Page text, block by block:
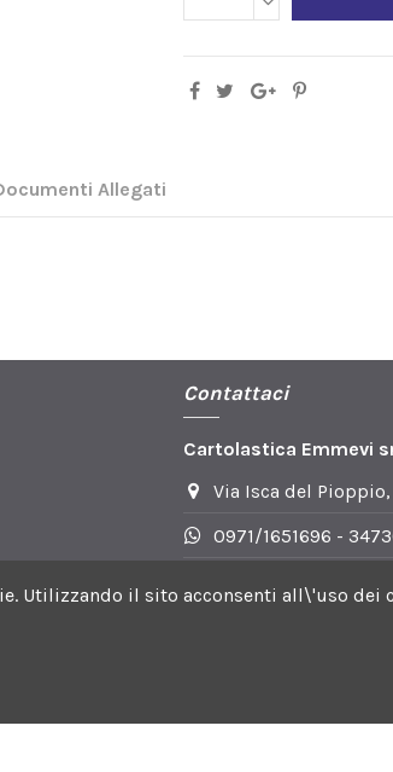
Allegati
Contattaci
Cartolastica Emmevi
Via Isca del
0971/1651696 -
DI apertura: Lun-Ven 8.30-13.30 e 15.30-
Utilizzando il sito acconsenti all\'uso dei